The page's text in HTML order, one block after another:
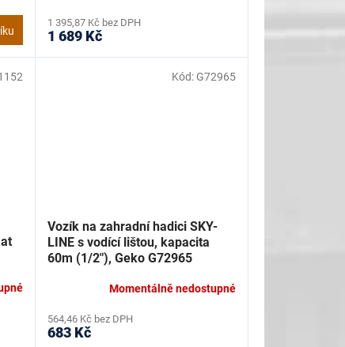
1 395,87 Kč bez DPH
1 689 Kč
Vozík na zahradní hadici SKY-
LINE s vodící lištou, kapacita
60m (1/2"), Geko G72965
Momentálně nedostupné
564,46 Kč bez DPH
683 Kč
Kód: G72965